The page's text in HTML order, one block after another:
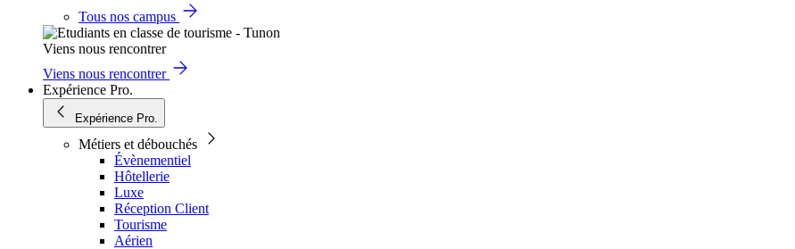
Tous nos campus
Viens nous rencontrer
Viens nous rencontrer
Expérience Pro.
Expérience Pro.
Métiers et débouchés
Évènementiel
Hôtellerie
Luxe
Réception Client
Tourisme
Aérien